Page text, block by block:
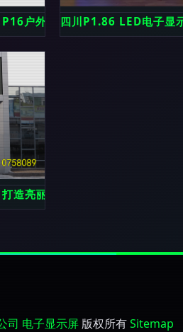
户外单色显示屏，点亮城市广
四川P1.86 LED电子显
挑？
造亮丽户外视觉的新标竿
司 电子显示屏 版权所有Sitemap